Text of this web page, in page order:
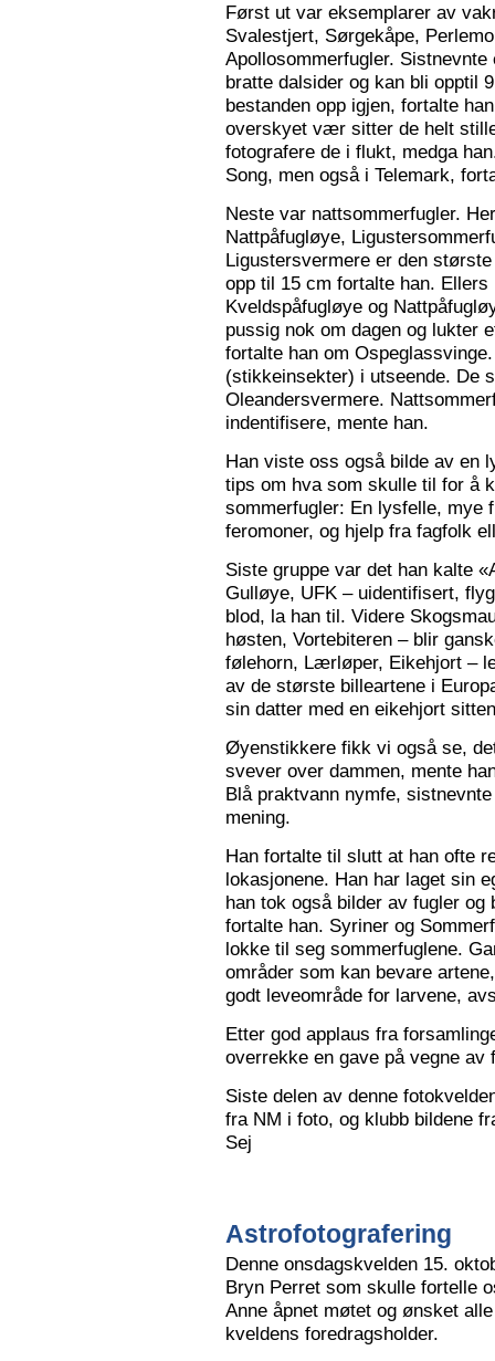
Først ut var eksemplarer av
Svalestjert, Sørgekåpe,
Apollosommerfugler.
bratte dalsider og kan bli opptil
bestanden opp igjen, fortalte
overskyet vær sitter de helt
fotografere de i flukt, medga
Song, men også i Telemark,
Neste var nattsommerfugler.
Nattpåfugløye,
Ligustersvermere er den
opp til 15 cm fortalte han.
Kveldspåfugløye og
pussig nok om dagen og lukter
fortalte han om
(stikkeinsekter) i utseende. De
Oleandersvermere.
indentifisere, mente han.
Han viste oss også bilde av en
tips om hva som skulle til for å
sommerfugler: En lysfelle, mye
feromoner, og hjelp fra fagfolk
Siste gruppe var det han kalte
Gulløye, UFK – uidentifisert,
blod, la han til. Videre
høsten, Vortebiteren – blir
følehorn, Lærløper, Eikehjort –
av de største billeartene i
sin datter med en eikehjort
Øyenstikkere fikk vi også se,
svever over dammen, mente
Blå praktvann nymfe,
mening.
Han fortalte til slutt at han ofte
lokasjonene. Han har laget sin
han tok også bilder av fugler
fortalte han. Syriner og
lokke til seg sommerfuglene.
områder som kan bevare
godt leveområde for larvene,
Etter god applaus fra
overrekke en gave på vegne av
Siste delen av denne
fra NM i foto, og klubb bildene
Sej
Astrofotografering
Denne onsdagskvelden 15.
Bryn Perret som skulle fortelle
Anne åpnet møtet og ønsket
kveldens foredragsholder.